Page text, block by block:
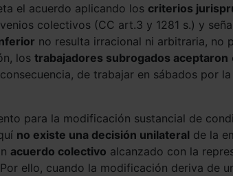
el acuerdo aplicando los criterios
colectivos (CC art.3 y 1281 s.) y
no resulta irracional ni arbitraria, no
los trabajadores subrogados aceptaron
de trabajar en sábados por
para la modificación sustancial de
no existe una decisión unilateral de la
acuerdo colectivo alcanzado con la
ello, cuando la modificación deriva de